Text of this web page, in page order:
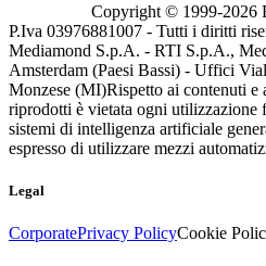
Copyright © 1999-2026
P.Iva 03976881007 - Tutti i diritti
Mediamond S.p.A. - RTI S.p.A.,
Amsterdam (Paesi Bassi) - Uffici
Monzese (MI)Rispetto ai contenuti e
riprodotti è vietata ogni utilizzazione
sistemi di intelligenza artificiale
espresso di utilizzare mezzi
Legal
CorporatePrivacy PolicyCookie